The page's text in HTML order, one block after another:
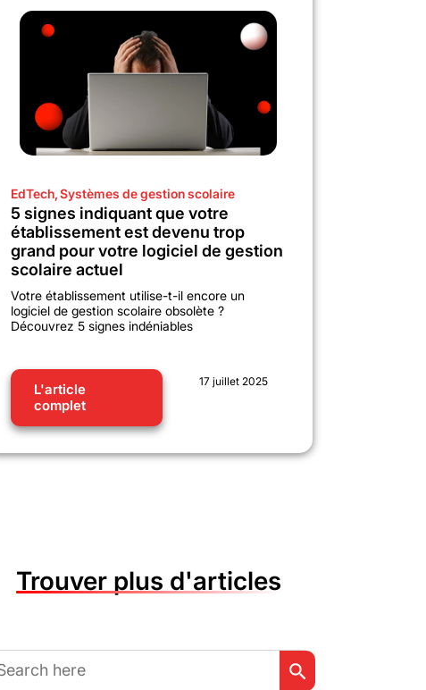
EdTech,Systèmes de gestion scolaire
5 signes indiquant que votre
établissement est devenu trop
grand pour votre logiciel de gestion
scolaire actuel
Votre établissement utilise-t-il encore un
logiciel de gestion scolaire obsolète ?
Découvrez 5 signes indéniables
L'article
complet
17 juillet 2025
Trouver plus d'articles
Search Button